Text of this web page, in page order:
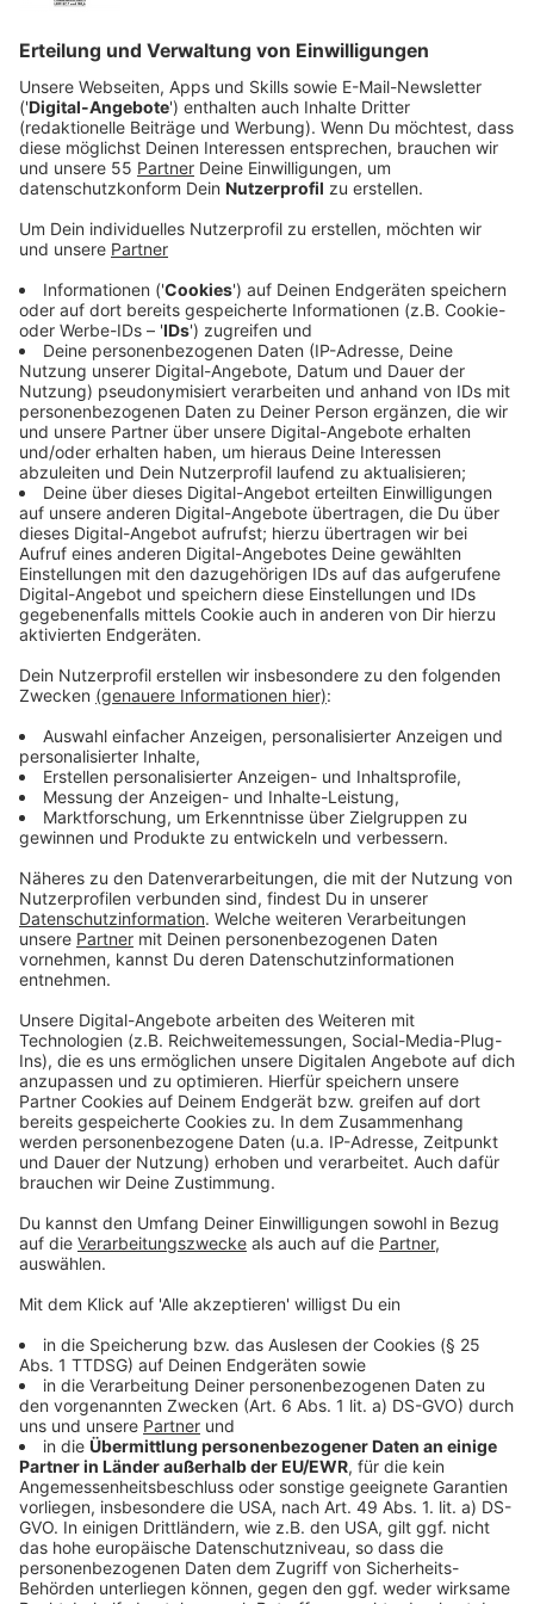
Strache (Andreas Lust) zu sehen.
Veröffentlicht:Mittwoch, 13.10.2021 17:38
Anzeige
zur Entspannung auf der balearischen Partyinsel zu
russische Oligarchin zu sehen, mit der Strache
versuchte, politische Klüngeleien auszuhandeln. Wie
sich später rausstellte, war das Zusammentreffen
geplant. Ein gewisser Julian H. (Nicholas Ofczarek)
hatte das Treffen fingiert, um das Video später an die
Presse zu verkaufen…
Streaming-Dienst: Sky Ticket
Anzeige
Bestechlichkeit kennt bekanntlich keine Grenzen. Das
gilt auch für die Top-Führungsriege der
österreichischen Politik.
Anzeige
© Copyright: Sky Original Produktion
Vor seinem Ausflug auf die Balearen-Insel war Strache
ein gefeierter Politiker. Das sollte sich nach seinem
Aufenthalt auf Ibiza schlagartig ändern.
Anzeige
© Copyright: Sky Original Produktion
Detektiv Julian H. - sein Video sollte später
millionenfach geklickt werden.
Anzeige
Anzeige